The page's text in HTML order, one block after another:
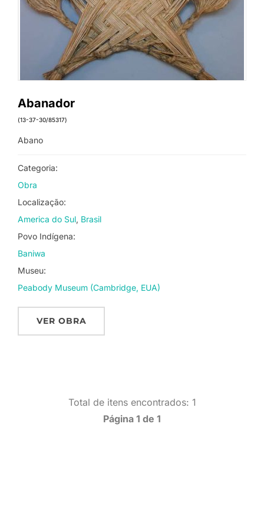
Abanador
(13-37-30/85317)
Abano
Categoria:
Obra
Localização:
America do Sul Brasil
Povo Indígena:
Baniwa
Museu:
Peabody Museum (Cambridge, EUA)
VER OBRA
Total de itens encontrados: 1
Página 1 de 1